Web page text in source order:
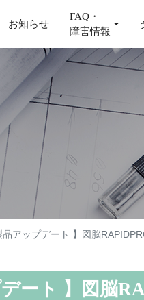
お知らせ
FAQ・
障害情報
品アップデート 】図脳
デート 】図脳